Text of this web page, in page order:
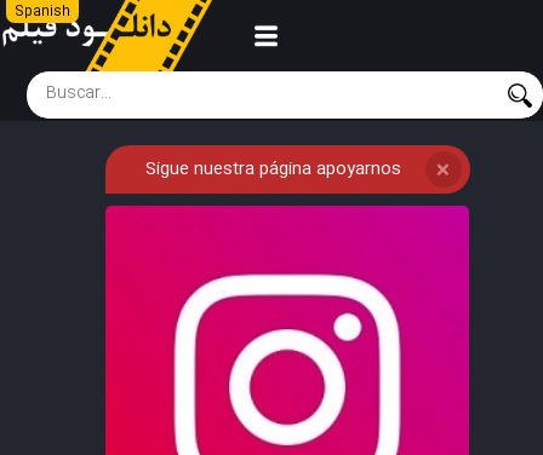
Spanish
Sigue nuestra página apoyarnos ❌